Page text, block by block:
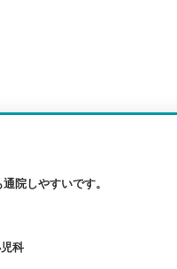
院しやすいです。
科